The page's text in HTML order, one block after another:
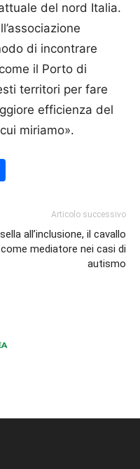
del nord Italia.
di incontrare
il Porto di
territori per fare
efficienza del
miriamo».
Articolo successivo
all’inclusione, il cavallo
come mediatore nei casi di
autismo